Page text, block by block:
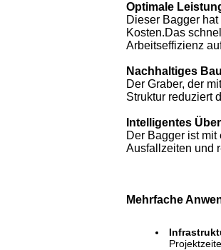
Optimale
Dieser Bagger
Kosten.Das
Arbeitseffizienz
Nachhaltiges
Der Graber, der
Struktur reduziert
Intelligentes
Der Bagger ist
Ausfallzeiten und
Mehrfache